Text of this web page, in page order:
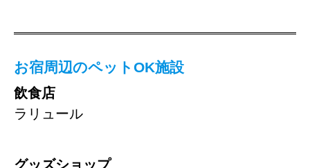
お宿周辺のペットOK施設
飲食店
ラリュール
グッズショップ